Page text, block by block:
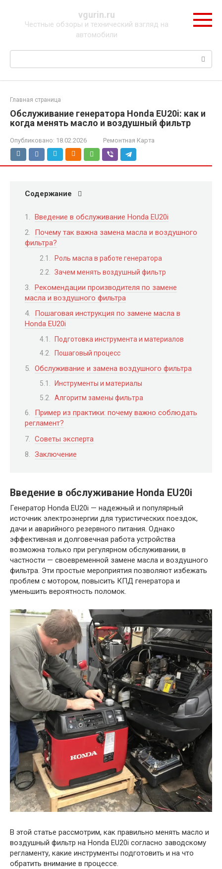
контенту
vgurin.ru
Честные обзоры и технический взгляд на
автомобили
Поиск:
Главная страница
Обслуживание генератора Honda EU20i: как и
когда менять масло и воздушный фильтр
Опубликовано: 18.02.2026 Ремонтная Карта
Содержание
Введение в обслуживание Honda EU20i
Почему так важна замена масла и воздушного
фильтра?
Роль масла в работе генератора
Зачем менять воздушный фильтр
Рекомендации производителя по замене
масла и воздушного фильтра
Пошаговая инструкция по замене масла в
Honda EU20i
Подготовка инструмента и материалов
Пошаговый процесс
Обслуживание и замена воздушного фильтра
Инструменты и материалы
Алгоритм замены фильтра
Пример из практики: почему важно соблюдать
регламент?
Советы эксперта
Заключение
Введение в обслуживание Honda EU20i
Генератор Honda EU20i — надежный и популярный
источник электроэнергии для туристических поездок,
дачи и аварийного резервного питания. Однако
эффективная и долговечная работа устройства
возможна только при регулярном обслуживании, в
частности — своевременной замене масла и воздушного
фильтра. Эти простые мероприятия позволяют избежать
проблем с мотором, повысить КПД генератора и
уменьшить вероятность поломок.
В этой статье рассмотрим, как правильно менять масло и
воздушный фильтр на Honda EU20i согласно заводскому
регламенту, какие инструменты подготовить и на что
обратить внимание в процессе.